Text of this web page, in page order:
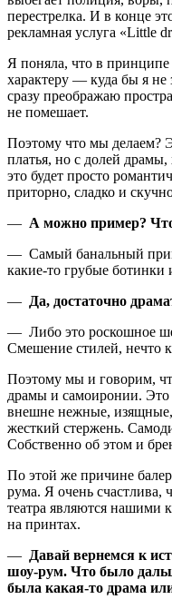
перестрелка. И в конце
рекламная услуга «Little
Я поняла, что в
характеру — куда бы я не
сразу преображаю
не помешает.
Поэтому что мы делаем?
платья, но с долей
это будет просто
приторно, сладко и
— А можно пример?
— Самый банальный
какие-то грубые ботинки
— Да, достаточно
— Либо это роскошное
Смешение стилей, нечто
Поэтому мы и говорим,
драмы и самоиронии.
внешне нежные,
жесткий стержень.
Собственно об этом и
По этой же причине
рума. Я очень счастлива,
театра являются нашими
на принтах.
— Давай вернемся к
шоу-рум. Что было
была какая-то драма